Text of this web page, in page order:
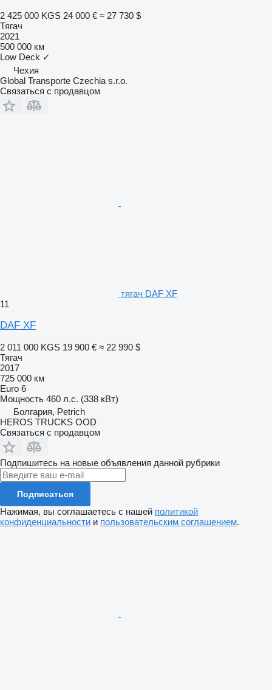
2 425 000 KGS 24 000 € ≈ 27 730 $
Тягач
2021
500 000 км
Low Deck ✓
Чехия
Global Transporte Czechia s.r.o.
Связаться с продавцом
тягач DAF XF
11
DAF XF
2 011 000 KGS 19 900 € ≈ 22 990 $
Тягач
2017
725 000 км
Euro 6
Мощность 460 л.с. (338 кВт)
Болгария, Petrich
HEROS TRUCKS OOD
Связаться с продавцом
Подпишитесь на новые объявления данной рубрики
Подписаться
Нажимая, вы соглашаетесь с нашей политикой
конфиденциальности и пользовательским соглашением.